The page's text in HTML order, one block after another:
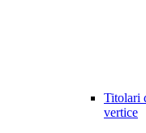
Titolari
vertice